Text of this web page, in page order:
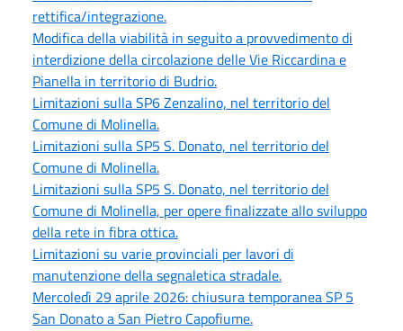
rettifica/integrazione.
Modifica della viabilità in seguito a provvedimento di
interdizione della circolazione delle Vie Riccardina e
Pianella in territorio di Budrio.
Limitazioni sulla SP6 Zenzalino, nel territorio del
Comune di Molinella.
Limitazioni sulla SP5 S. Donato, nel territorio del
Comune di Molinella.
Limitazioni sulla SP5 S. Donato, nel territorio del
Comune di Molinella, per opere finalizzate allo sviluppo
della rete in fibra ottica.
Limitazioni su varie provinciali per lavori di
manutenzione della segnaletica stradale.
Mercoledì 29 aprile 2026: chiusura temporanea SP 5
San Donato a San Pietro Capofiume.